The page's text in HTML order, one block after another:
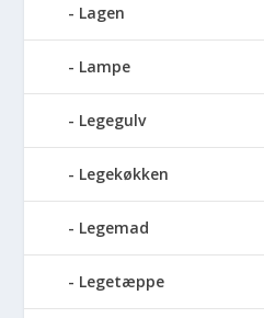
Lagen
Lampe
Legegulv
Legekøkken
Legemad
Legetæppe